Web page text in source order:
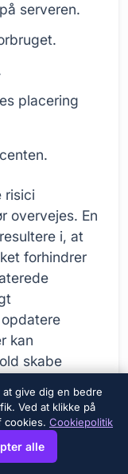
serveren.
placering
risici
overvejes. En
i, at
forhindrer
kan
skabe
give dig en bedre
Ved at klikke på
cookies. Cookiepolitik
alle